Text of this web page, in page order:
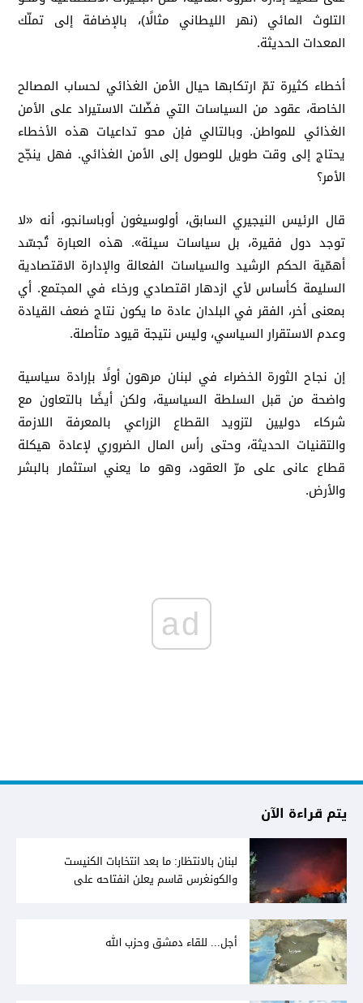
التلوث المائي (نهر الليطاني مثالًا)، بالإضافة إلى تملّك
المعدات الحديثة.
أخطاء كثيرة تمّ ارتكابها حيال الأمن الغذائي لحساب المصالح
الخاصة، عقود من السياسات التي فضّلت الاستيراد على الأمن
الغذائي للمواطن. وبالتالي فإن محو تداعيات هذه الأخطاء
يحتاج إلى وقت طويل للوصول إلى الأمن الغذائي. فهل ينجّح
الأمر؟
قال الرئيس النيجيري السابق، أولوسيغون أوباسانجو، أنه «لا
توجد دول فقيرة، بل سياسات سيئة». هذه العبارة تُجسّد
أهمّية الحكم الرشيد والسياسات الفعالة والإدارة الاقتصادية
السليمة كأساس لأي ازدهار اقتصادي ورخاء في المجتمع. أي
بمعنى أخر، الفقر في البلدان عادة ما يكون نتاج ضعف القيادة
وعدم الاستقرار السياسي، وليس نتيجة قيود متأصلة.
إن نجاح الثورة الخضراء في لبنان مرهون أولًا بإرادة سياسية
واضحة من قبل السلطة السياسية، ولكن أيضًا بالتعاون مع
شركاء دوليين لتزويد القطاع الزراعي بالمعرفة اللازمة
والتقنيات الحديثة، وحتى رأس المال الضروري لإعادة هيكلة
قطاع عانى على مرّ العقود، وهو ما يعني استثمار بالبشر
والأرض.
ad
يتم قراءة الآن
لبنان بالانتظار: ما بعد انتخابات الكنيست
والكونغرس قاسم يعلن انفتاحه على
أجل... للقاء دمشق وحزب الله